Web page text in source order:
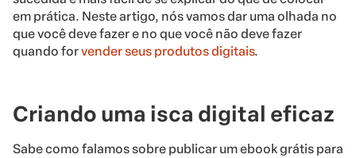
em prática. Neste artigo, nós vamos dar uma olhada no
que você deve fazer e no que você não deve fazer
quando forvender seus produtos digitais.
Criando uma isca digital eficaz
Sabe como falamos sobre publicar um ebook grátis para